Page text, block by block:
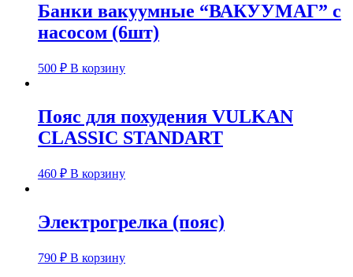
Банки вакуумные “ВАКУУМАГ” с
насосом (6шт)
500 ₽ В корзину
Пояс для похудения VULKAN
CLASSIC STANDART
460 ₽ В корзину
Электрогрелка (пояс)
790 ₽ В корзину